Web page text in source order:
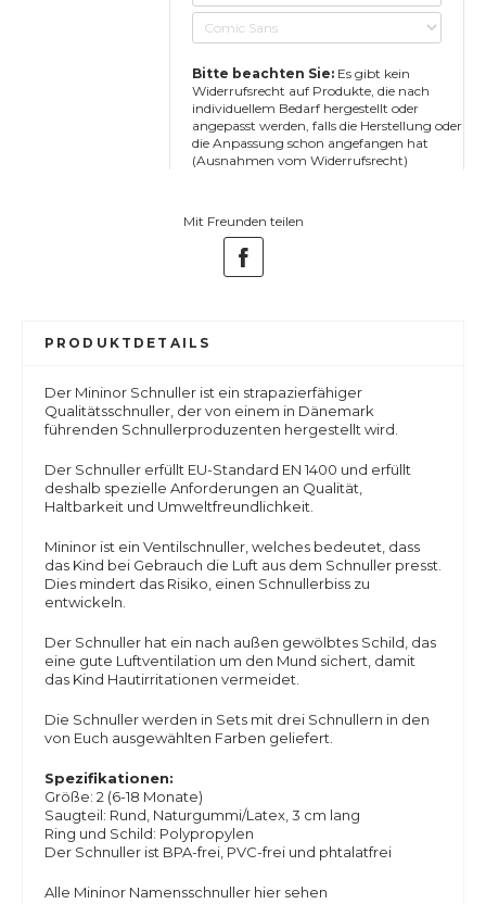
Bitte beachten Sie: Es gibt kein
Widerrufsrecht auf Produkte, die nach
individuellem Bedarf hergestellt oder
angepasst werden, falls die Herstellung oder
die Anpassung schon angefangen hat
(Ausnahmen vom Widerrufsrecht)
Mit Freunden teilen
PRODUKTDETAILS
Der Mininor Schnuller ist ein strapazierfähiger
Qualitätsschnuller, der von einem in Dänemark
führenden Schnullerproduzenten hergestellt wird.
Der Schnuller erfüllt EU-Standard EN 1400 und erfüllt
deshalb spezielle Anforderungen an Qualität,
Haltbarkeit und Umweltfreundlichkeit.
Mininor ist ein Ventilschnuller, welches bedeutet, dass
das Kind bei Gebrauch die Luft aus dem Schnuller presst.
Dies mindert das Risiko, einen Schnullerbiss zu
entwickeln.
Der Schnuller hat ein nach außen gewölbtes Schild, das
eine gute Luftventilation um den Mund sichert, damit
das Kind Hautirritationen vermeidet.
Die Schnuller werden in Sets mit drei Schnullern in den
von Euch ausgewählten Farben geliefert.
Spezifikationen:
Größe: 2 (6-18 Monate)
Saugteil: Rund, Naturgummi/Latex, 3 cm lang
Ring und Schild: Polypropylen
Der Schnuller ist BPA-frei, PVC-frei und phtalatfrei
Alle Mininor Namensschnuller hier sehen